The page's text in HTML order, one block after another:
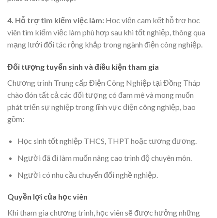
4. Hỗ trợ tìm kiếm việc làm: Học viện cam kết hỗ trợ học
viên tìm kiếm việc làm phù hợp sau khi tốt nghiệp, thông qua
mạng lưới đối tác rộng khắp trong ngành điện công nghiệp.
Đối tượng tuyển sinh và điều kiện tham gia
Chương trình Trung cấp Điện Công Nghiệp tại Đồng Tháp
chào đón tất cả các đối tượng có đam mê và mong muốn
phát triển sự nghiệp trong lĩnh vực điện công nghiệp, bao
gồm:
Học sinh tốt nghiệp THCS, THPT hoặc tương đương.
Người đã đi làm muốn nâng cao trình độ chuyên môn.
Người có nhu cầu chuyển đổi nghề nghiệp.
Quyền lợi của học viên
Khi tham gia chương trình, học viên sẽ được hưởng những